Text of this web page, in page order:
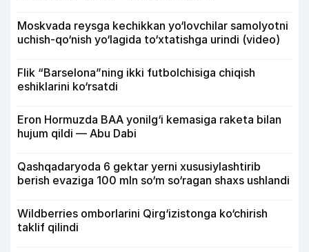
Moskvada reysga kechikkan yo‘lovchilar samolyotni
uchish-qo‘nish yo‘lagida to‘xtatishga urindi (video)
Flik “Barselona”ning ikki futbolchisiga chiqish
eshiklarini ko‘rsatdi
Eron Hormuzda BAA yonilg‘i kemasiga raketa bilan
hujum qildi — Abu Dabi
Qashqadaryoda 6 gektar yerni xususiylashtirib
berish evaziga 100 mln so‘m so‘ragan shaxs ushlandi
Wildberries omborlarini Qirg‘izistonga ko‘chirish
taklif qilindi